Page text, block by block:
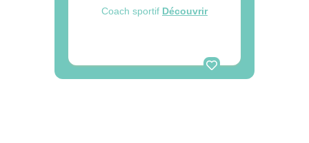
Coach sportif Découvrir